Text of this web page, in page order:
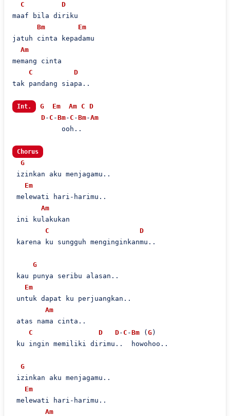
C
D
maaf bila diriku
Bm
Em
jatuh cinta kepadamu
Am
memang cinta
C
D
tak pandang siapa..
Int. G Em Am C D
D- C -Bm- C -Bm-Am
            ooh..
Chorus
G
izinkan aku menjagamu..
Em
melewati hari-harimu..
Am
ini kulakukan
C
D
karena ku sungguh menginginkanmu..
G
kau punya seribu alasan..
Em
untuk dapat ku perjuangkan..
Am
atas nama cinta..
C
D D- C -Bm ( G)
ku ingin memiliki dirimu..  howohoo..
G
izinkan aku menjagamu..
Em
melewati hari-harimu..
Am